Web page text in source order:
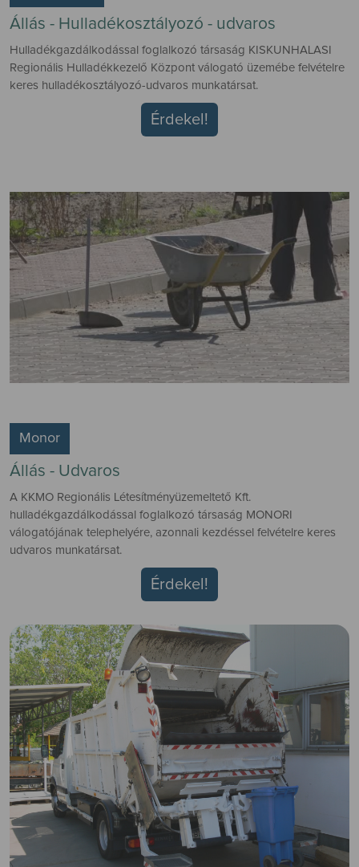
Állás - Hulladékosztályozó - udvaros
Hulladékgazdálkodással foglalkozó társaság KISKUNHALASI
Regionális Hulladékkezelő Központ válogató üzemébe felvételre
keres hulladékosztályozó-udvaros munkatársat.
Érdekel!
Monor
Állás - Udvaros
A KKMO Regionális Létesítményüzemeltető Kft.
hulladékgazdálkodással foglalkozó társaság MONORI
válogatójának telephelyére, azonnali kezdéssel felvételre keres
udvaros munkatársat.
Érdekel!